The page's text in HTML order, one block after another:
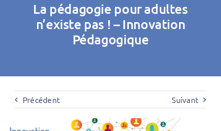
PubliezLa pédagogie pour adultes
n’existe pas ! – Innovation
Pédagogique
Précédent Suivant